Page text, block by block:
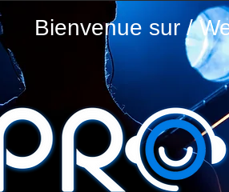
Bienvenue sur /